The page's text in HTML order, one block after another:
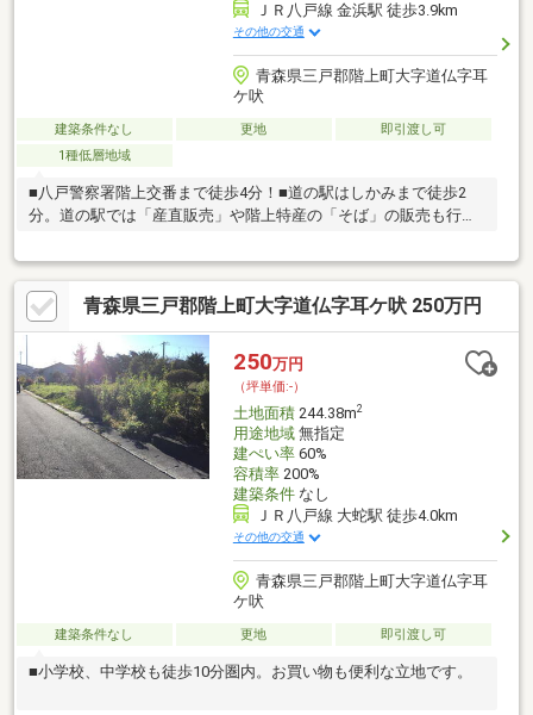
ＪＲ八戸線 金浜駅 徒歩3.9km
その他の交通
青森県三戸郡階上町大字道仏字耳
ケ吠
建築条件なし 更地
即引渡し可
1種低層地域
■八戸警察署階上交番まで徒歩4分！■道の駅はしかみまで徒歩2
分。道の駅では「産直販売」や階上特産の「そば」の販売も行っ
青森県三戸郡階上町大字道仏字耳ケ吠 250万円
250万円
（坪単価:-）
土地面積244.38m2
用途地域無指定
建ぺい率60%
容積率200%
建築条件なし
ＪＲ八戸線 大蛇駅 徒歩4.0km
その他の交通
青森県三戸郡階上町大字道仏字耳
ケ吠
建築条件なし 更地 即引渡し可
■小学校、中学校も徒歩10分圏内。お買い物も便利な立地です。